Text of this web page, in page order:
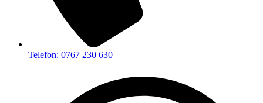
Telefon: 0767 230 630